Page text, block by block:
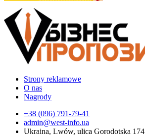
Strony reklamowe
O nas
Nagrody
+38 (096) 791-79-41
admin@west-info.ua
Ukraina, Lwów, ulica Gorodotska 174